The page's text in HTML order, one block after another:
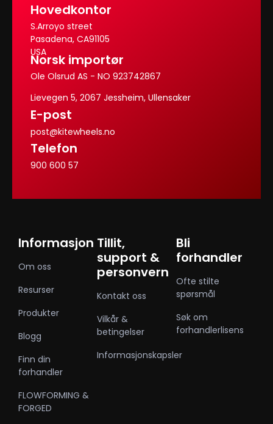
Hovedkontor
S.Arroyo street
Pasadena, CA91105
USA
Norsk importør
Ole Olsrud AS - NO 923742867
Lievegen 5, 2067 Jessheim, Ullensaker
E-post
post@kitewheels.no
Telefon
900 600 57
Informasjon
Om oss
Resurser
Produkter
Blogg
Finn din
forhandler
FLOWFORMING &
FORGED
Tillit,
support &
personvern
Kontakt oss
Vilkår &
betingelser
Informasjonskapsler
Bli
forhandler
Ofte stilte
spørsmål
Søk om
forhandlerlisens